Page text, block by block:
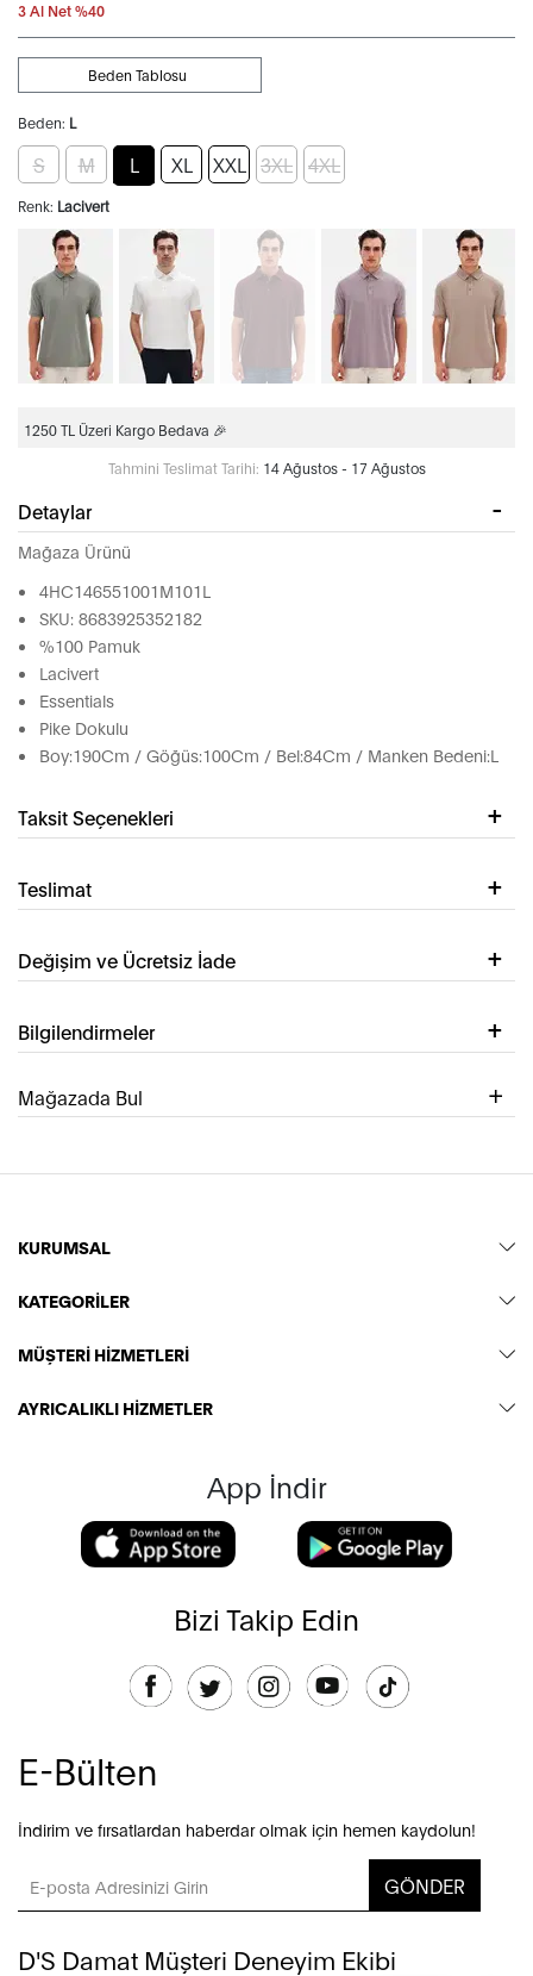
3 Al Net %40
Beden: L
Beden Tablosu
S M L XL XXL 3XL 4XL
Renk: Lacivert
1250 TL Üzeri Kargo Bedava 🎉
Tahmini Teslimat Tarihi: 14 Ağustos - 17 Ağustos
Detaylar
Mağaza Ürünü
4HC146551001M101L
SKU: 8683925352182
%100 Pamuk
Lacivert
Essentials
Pike Dokulu
Boy:190Cm / Göğüs:100Cm / Bel:84Cm / Manken Bedeni:L
Taksit Seçenekleri
Teslimat
Değişim ve Ücretsiz İade
Bilgilendirmeler
Mağazada Bul
KURUMSAL
KATEGORİLER
MÜŞTERİ HİZMETLERİ
AYRICALIKLI HİZMETLER
App İndir
Bizi Takip Edin
E-Bülten
İndirim ve fırsatlardan haberdar olmak için hemen kaydolun!
GÖNDER
D'S Damat Müşteri Deneyim Ekibi